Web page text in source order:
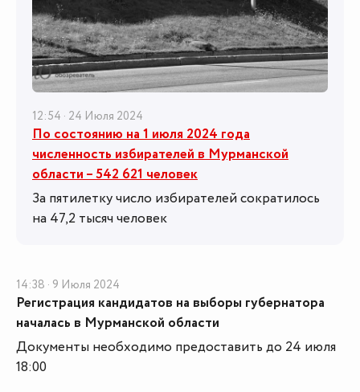
12:54 · 24 Июля 2024
По состоянию на 1 июля 2024 года
численность избирателей в Мурманской
области – 542 621 человек
За пятилетку число избирателей сократилось
на 47,2 тысяч человек
14:38 · 9 Июля 2024
Регистрация кандидатов на выборы губернатора
началась в Мурманской области
Документы необходимо предоставить до 24 июля
18:00